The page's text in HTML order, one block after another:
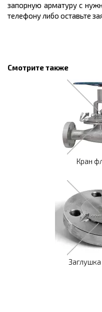
запорную арматуру с
телефону либо оставьте
Смотрите также
Кран